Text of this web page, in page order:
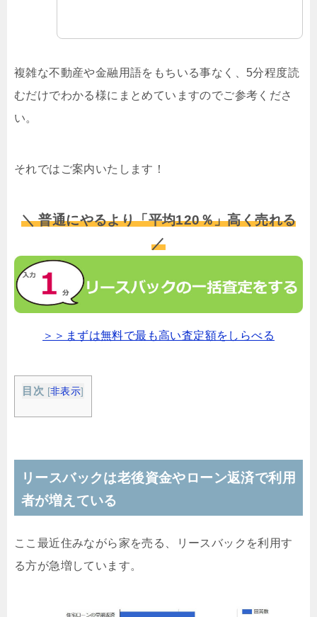
複雑な不動産や金融用語をもちいる事なく、5分程度読
むだけでわかる様にまとめていますのでご参考くださ
い。
それではご案内いたします！
＼ 普通にやるより「平均120％」高く売れる
／
＞＞まずは無料で最も高い査定額をしらべる
目次 [非表示]
リースバックは老後資金やローン返済で利用
者が増えている
ここ最近住みながら家を売る、リースバックを利用す
る方が急増しています。